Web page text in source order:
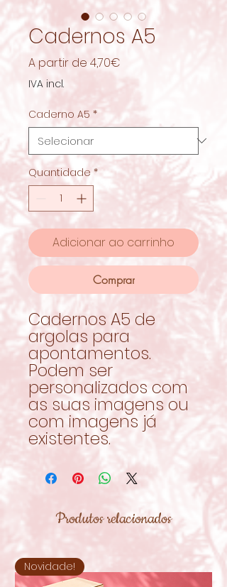
Cadernos A5
A partir de 4,70€
promocional
IVA incl.
Caderno A5 *
Quantidade *
Adicionar ao carrinho
Comprar
Cadernos A5 de
argolas para
apontamentos.
Podem ser
personalizados com
as suas imagens ou
com imagens já
existentes.
Produtos relacionados
Novidade!